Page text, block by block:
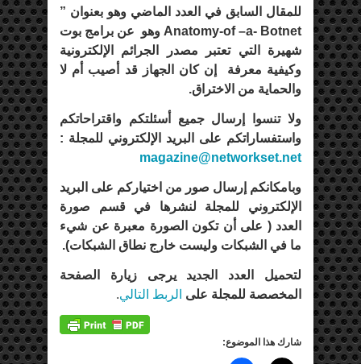
للمقال السابق في العدد الماضي وهو بعنوان ”
Anatomy-of –a- Botnet وهو عن برامج بوت
شهيرة التي تعتبر مصدر الجرائم الإلكترونية
وكيفية معرفة إن كان الجهاز قد أصيب أم لا
والحماية من الاختراق.
ولا تنسوا إرسال جميع أسئلتكم واقتراحاتكم
واستفساراتكم على البريد الإلكتروني للمجلة :
magazine@networkset.net
وبامكانكم إرسال صور من اختياركم على البريد
الإلكتروني للمجلة لنشرها في قسم صورة
العدد ( على أن تكون الصورة معبرة عن شيء
ما في الشبكات وليست خارج نطاق الشبكات).
لتحميل العدد الجديد يرجى زيارة الصفحة
المخصصة للمجلة على الربط التالي.
شارك هذا الموضوع: